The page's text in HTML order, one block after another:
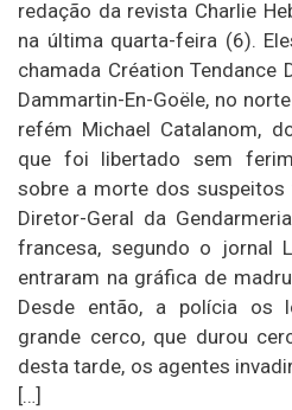
redação da revista Charlie
na última quarta-feira (6).
chamada Création Tendance
Dammartin-En-Goële, no
refém Michael Catalanom,
que foi libertado sem
sobre a morte dos
Diretor-Geral da
francesa, segundo o jornal
entraram na gráfica de
Desde então, a polícia os
grande cerco, que durou
desta tarde, os agentes
[…]